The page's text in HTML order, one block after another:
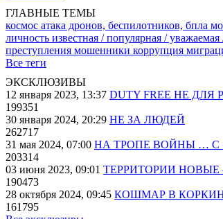
ГЛАВНЫЕ ТЕМЫ
космос атака дронов, беспилотников, бпла
личность известная / популярная /
преступления мошенники коррупция
Все теги
ЭКСКЛЮЗИВЫ
12 января 2023, 13:37 DUTY FREE НЕ ДЛЯ
199351
30 января 2024, 20:29 НЕ ЗА ЛЮДЕЙ
262717
31 мая 2024, 07:00 НА ТРОПЕ ВОЙНЫ … С
203314
03 июня 2023, 09:01 ТЕРРИТОРИИ
190473
28 октября 2024, 09:45 КОШМАР В
161795